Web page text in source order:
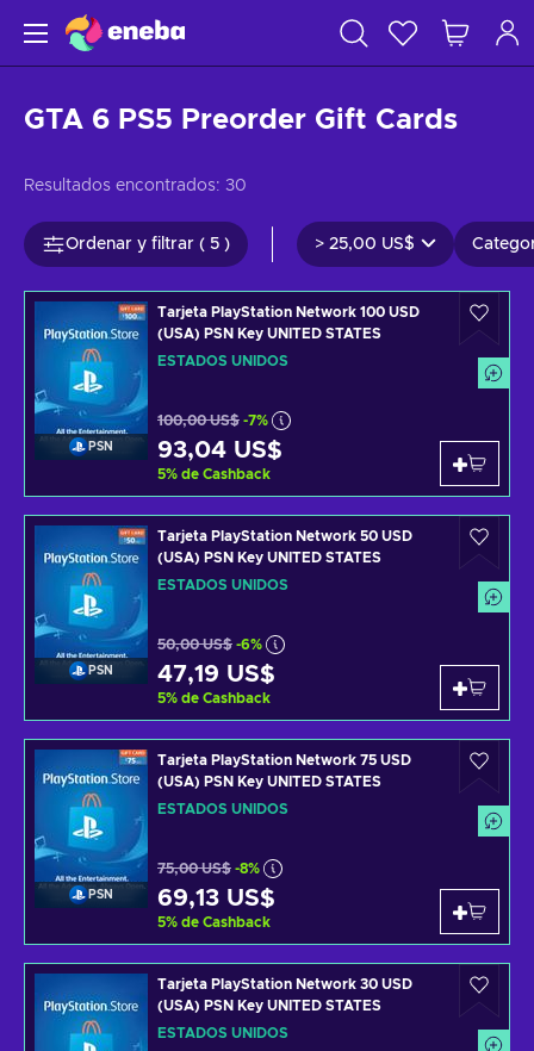
GTA 6 PS5 Preorder Gift Cards
Resultados encontrados: 30
Ordenar y filtrar ( 5 ) > 25,00 US$
PSN
Tarjeta PlayStation Network 100 USD
(USA) PSN Key UNITED STATES
ESTADOS UNIDOS
100,00 US$ -7%
93,04 US$
5% de Cashback
PSN
Tarjeta PlayStation Network 50 USD
(USA) PSN Key UNITED STATES
ESTADOS UNIDOS
50,00 US$ -6%
47,19 US$
5% de Cashback
PSN
Tarjeta PlayStation Network 75 USD
(USA) PSN Key UNITED STATES
ESTADOS UNIDOS
75,00 US$ -8%
69,13 US$
5% de Cashback
Tarjeta PlayStation Network 30 USD
(USA) PSN Key UNITED STATES
ESTADOS UNIDOS